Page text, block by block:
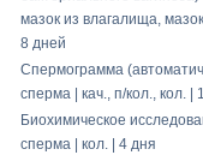
мазок из влагалища,
8 дней
Спермограмма
сперма | кач., п/кол., кол. |
Биохимическое
сперма | кол. | 4 дня